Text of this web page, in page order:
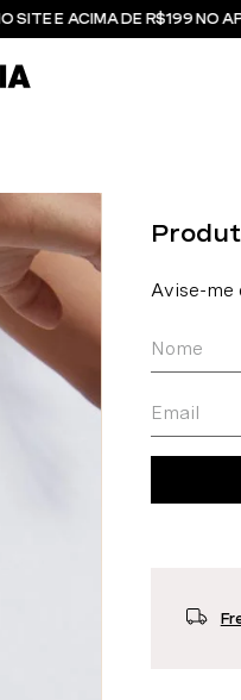
SITE E ACIMA DE R$199 NO